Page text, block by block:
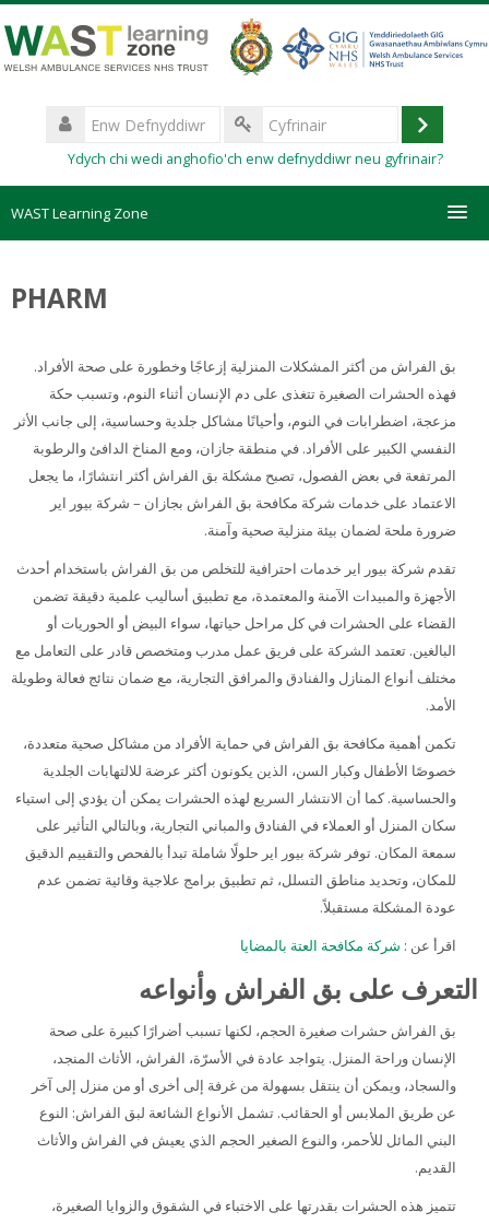
i'r
prif
Enw
Defnyddiwr
Cyfrinair
Ydych chi wedi anghofio'ch enw defnyddiwr neu gyfrinair?
WAST Learning Zone
Create new account
Forgotten password
My Courses
PHARM
بق الفراش من أكثر المشكلات المنزلية إزعاجًا وخطورة على صحة الأفراد.
فهذه الحشرات الصغيرة تتغذى على دم الإنسان أثناء النوم، وتسبب حكة
مزعجة، اضطرابات في النوم، وأحيانًا مشاكل جلدية وحساسية، إلى جانب الأثر
النفسي الكبير على الأفراد. في منطقة جازان، ومع المناخ الدافئ والرطوبة
المرتفعة في بعض الفصول، تصبح مشكلة بق الفراش أكثر انتشارًا، ما يجعل
الاعتماد على خدمات شركة مكافحة بق الفراش بجازان – شركة بيور اير
ضرورة ملحة لضمان بيئة منزلية صحية وآمنة.
تقدم شركة بيور اير خدمات احترافية للتخلص من بق الفراش باستخدام أحدث
الأجهزة والمبيدات الآمنة والمعتمدة، مع تطبيق أساليب علمية دقيقة تضمن
القضاء على الحشرات في كل مراحل حياتها، سواء البيض أو الحوريات أو
البالغين. تعتمد الشركة على فريق عمل مدرب ومتخصص قادر على التعامل مع
مختلف أنواع المنازل والفنادق والمرافق التجارية، مع ضمان نتائج فعالة وطويلة
الأمد.
تكمن أهمية مكافحة بق الفراش في حماية الأفراد من مشاكل صحية متعددة،
خصوصًا الأطفال وكبار السن، الذين يكونون أكثر عرضة للالتهابات الجلدية
والحساسية. كما أن الانتشار السريع لهذه الحشرات يمكن أن يؤدي إلى استياء
سكان المنزل أو العملاء في الفنادق والمباني التجارية، وبالتالي التأثير على
سمعة المكان. توفر شركة بيور اير حلولًا شاملة تبدأ بالفحص والتقييم الدقيق
للمكان، وتحديد مناطق التسلل، ثم تطبيق برامج علاجية وقائية تضمن عدم
عودة المشكلة مستقبلاً.
اقرأ عن : شركة مكافحة العتة بالمضايا
التعرف على بق الفراش وأنواعه
بق الفراش حشرات صغيرة الحجم، لكنها تسبب أضرارًا كبيرة على صحة
الإنسان وراحة المنزل. يتواجد عادة في الأسرّة، الفراش، الأثاث المنجد،
والسجاد، ويمكن أن ينتقل بسهولة من غرفة إلى أخرى أو من منزل إلى آخر
عن طريق الملابس أو الحقائب. تشمل الأنواع الشائعة لبق الفراش: النوع
البني المائل للأحمر، والنوع الصغير الحجم الذي يعيش في الفراش والأثاث
القديم.
تتميز هذه الحشرات بقدرتها على الاختباء في الشقوق والزوايا الصغيرة،